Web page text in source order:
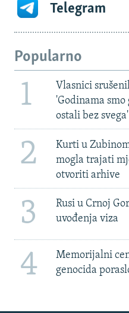
Telegram
Popularno
1
Vlasnici
'Godinama
ostali bez svega'
2
Kurti u
mogla trajati
otvoriti arhive
3
Rusi u Crnoj
uvođenja viza
4
Memorijalni
genocida